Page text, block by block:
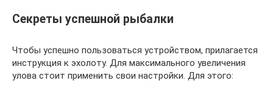
Секреты успешной рыбалки
Чтобы успешно пользоваться устройством, прилагается
инструкция к эхолоту. Для максимального увеличения
улова стоит применить свои настройки. Для этого: